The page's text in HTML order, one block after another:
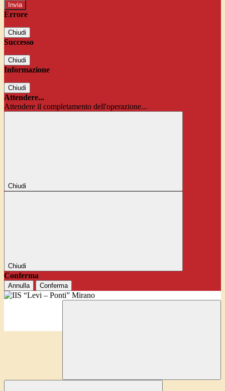
Errore
Chiudi
Successo
Chiudi
Informazione
Chiudi
Attendere...
Attendere il completamento dell'operazione...
Chiudi
Chiudi
Conferma
Annulla Conferma